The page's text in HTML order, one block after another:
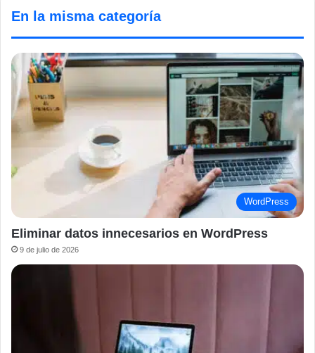
En la misma categoría
WordPress
Eliminar datos innecesarios en WordPress
9 de julio de 2026